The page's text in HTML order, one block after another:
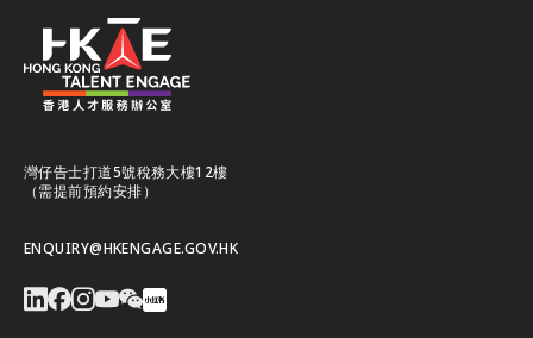
灣仔告士打道5號稅務大樓12樓
（需提前預約安排）
ENQUIRY@HKENGAGE.GOV.HK